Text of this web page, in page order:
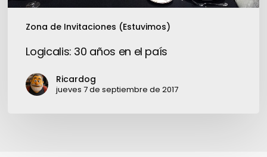
Zona de Invitaciones (Estuvimos)
Logicalis: 30 años en el país
Ricardog
jueves 7 de septiembre de 2017